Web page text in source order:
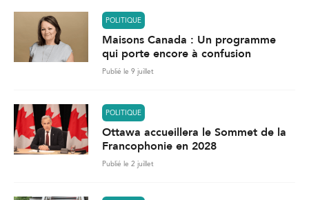
POLITIQUE
Maisons Canada : Un programme
qui porte encore à confusion
Publié le 9 juillet
POLITIQUE
Ottawa accueillera le Sommet de la
Francophonie en 2028
Publié le 2 juillet